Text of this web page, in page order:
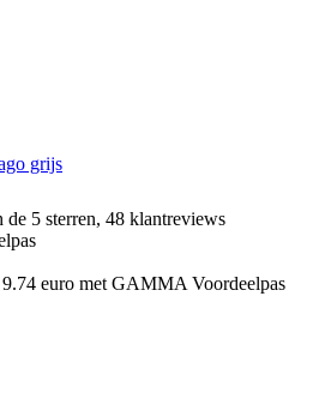
grijs
de 5 sterren, 48 klantreviews
euro met GAMMA Voordeelpas